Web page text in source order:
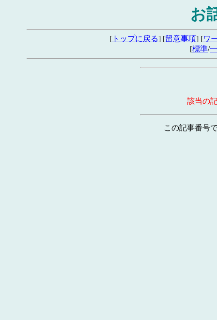
お
[ トップに戻る] [留意事項] [ワ
[標準/
該当の
この記事番号